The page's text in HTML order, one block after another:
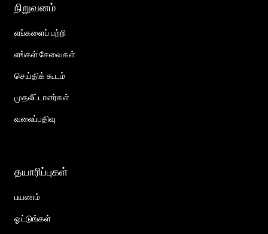
நிறுவனம்
எங்களைப் பற்றி
எங்கள் சேவைகள்
செய்திக் கூடம்
முதலீட்டாளர்கள்
வலைப்பதிவு
தயாரிப்புகள்
பயணம்
ஓட்டுங்கள்